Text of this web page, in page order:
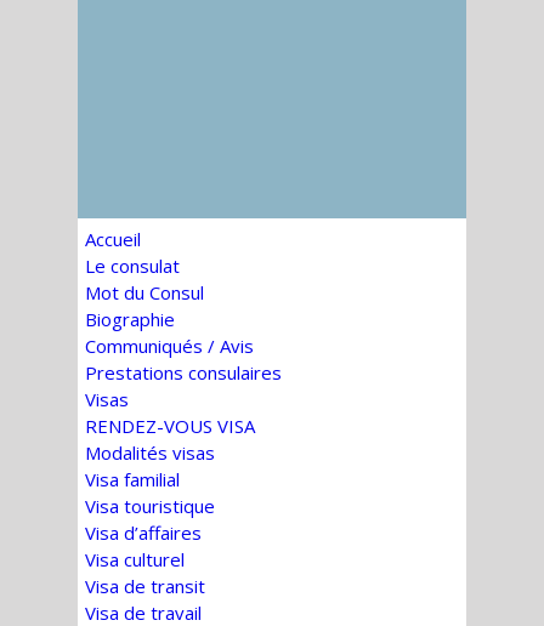
Accueil
Le consulat
Mot du Consul
Biographie
Communiqués / Avis
Prestations consulaires
Visas
RENDEZ-VOUS VISA
Modalités visas
Visa familial
Visa touristique
Visa d’affaires
Visa culturel
Visa de transit
Visa de travail